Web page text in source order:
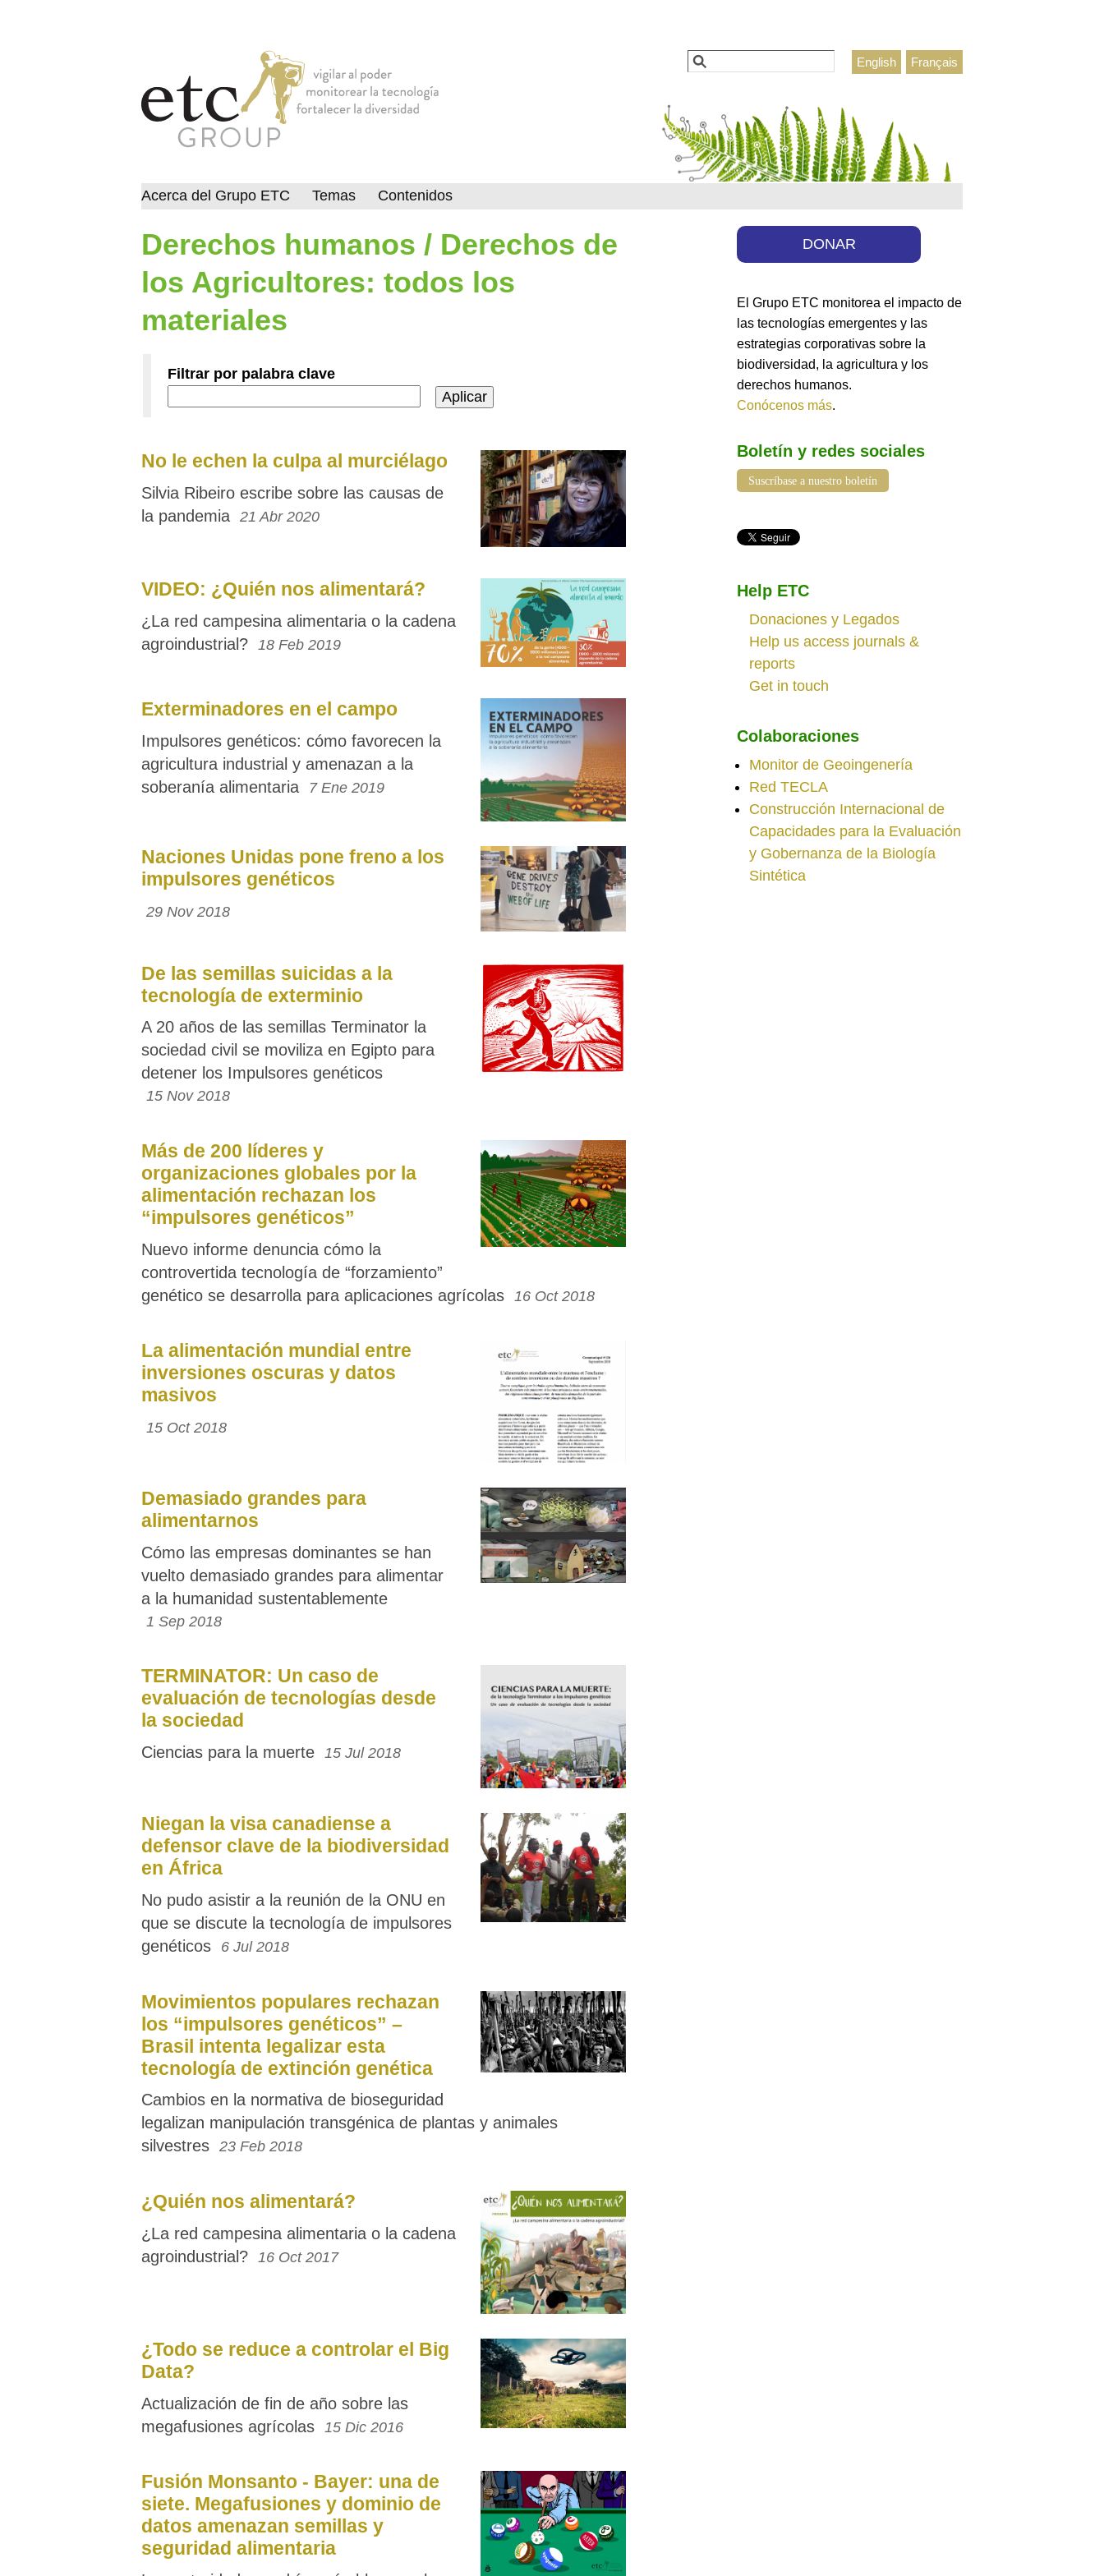
Français
English
Formulario de búsqueda
Buscar
Derechos humanos / Derechos de
los Agricultores: todos los
materiales
Filtrar por palabra clave
No le echen la culpa al murciélago
Silvia Ribeiro escribe sobre las causas de
la pandemia 21 Abr 2020
VIDEO: ¿Quién nos alimentará?
¿La red campesina alimentaria o la cadena
agroindustrial?
18 Feb 2019
Exterminadores en el campo
Impulsores genéticos: cómo favorecen la
agricultura industrial y amenazan a la
soberanía alimentaria
7 Ene 2019
Naciones Unidas pone freno a los
impulsores genéticos
29 Nov 2018
De las semillas suicidas a la
tecnología de exterminio
A 20 años de las semillas Terminator la
sociedad civil se moviliza en Egipto para
detener los Impulsores genéticos
15 Nov 2018
Más de 200 líderes y
organizaciones globales por la
alimentación rechazan los
“impulsores genéticos”
Nuevo informe denuncia cómo la
controvertida tecnología de “forzamiento”
genético se desarrolla para aplicaciones agrícolas
16 Oct 2018
La alimentación mundial entre
inversiones oscuras y datos
masivos
15 Oct 2018
Demasiado grandes para
alimentarnos
Cómo las empresas dominantes se han
vuelto demasiado grandes para alimentar
a la humanidad sustentablemente
1 Sep 2018
TERMINATOR: Un caso de
evaluación de tecnologías desde
la sociedad
Ciencias para la muerte 15 Jul 2018
Niegan la visa canadiense a
defensor clave de la biodiversidad
en África
No pudo asistir a la reunión de la ONU en
que se discute la tecnología de impulsores
genéticos
6 Jul 2018
Movimientos populares rechazan
los “impulsores genéticos” –
Brasil intenta legalizar esta
tecnología de extinción genética
Cambios en la normativa de bioseguridad
legalizan manipulación transgénica de plantas y animales
silvestres 23 Feb 2018
¿Quién nos alimentará?
¿La red campesina alimentaria o la cadena
agroindustrial?
16 Oct 2017
¿Todo se reduce a controlar el Big
Data?
Actualización de fin de año sobre las
megafusiones agrícolas
15 Dic 2016
Fusión Monsanto - Bayer: una de
siete. Megafusiones y dominio de
datos amenazan semillas y
seguridad alimentaria
Acerca del Grupo ETC Temas Contenidos
DONAR
El Grupo ETC monitorea el impacto de
las tecnologías emergentes y las
estrategias corporativas sobre la
biodiversidad, la agricultura y los
derechos humanos.
Conócenos más
Boletín y redes sociales
Suscríbase a nuestro boletín
Help ETC
Donaciones y Legados
Help us access journals &
reports
Get in touch
Colaboraciones
Monitor de Geoingenería
Red TECLA
Construcción Internacional de
Capacidades para la Evaluación
y Gobernanza de la Biología
Sintética